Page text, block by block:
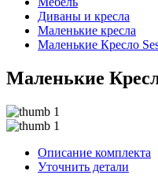
Диваны и кресла
Маленькие кресла
Маленькие Кресло
Маленькие
Описание комплекта
Уточнить детали